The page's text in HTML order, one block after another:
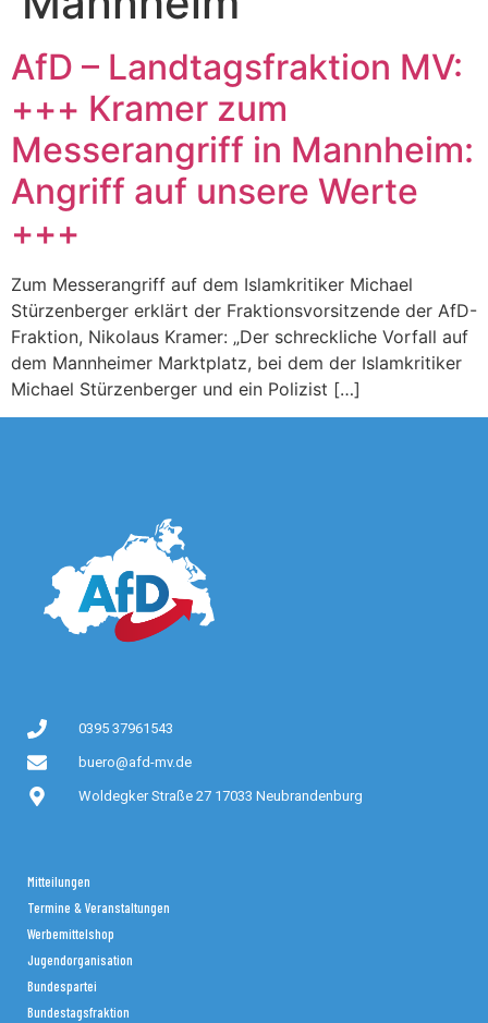
AfD – Landtagsfraktion MV:
+++ Kramer zum
Messerangriff in Mannheim:
Angriff auf unsere Werte
+++
Zum Messerangriff auf dem Islamkritiker Michael
Stürzenberger erklärt der Fraktionsvorsitzende der AfD-
Fraktion, Nikolaus Kramer: „Der schreckliche Vorfall auf
dem Mannheimer Marktplatz, bei dem der Islamkritiker
Michael Stürzenberger und ein Polizist […]
0395 37961543
buero@afd-mv.de
Woldegker Straße 27 17033 Neubrandenburg
Mitteilungen
Termine & Veranstaltungen
Werbemittelshop
Jugendorganisation
Bundespartei
Bundestagsfraktion